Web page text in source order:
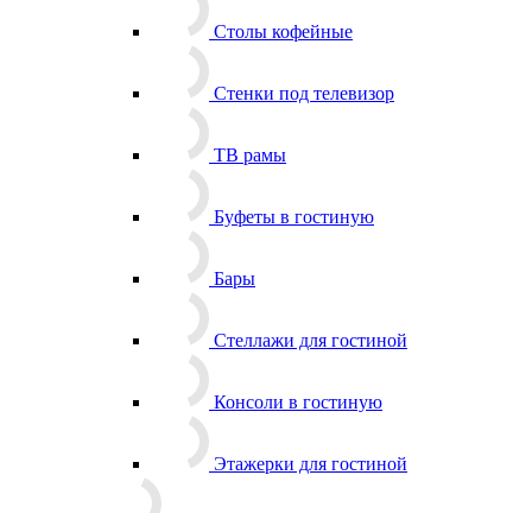
Столы кофейные
Стенки под телевизор
ТВ рамы
Буфеты в гостиную
Бары
Стеллажи для гостиной
Консоли в гостиную
Этажерки для гостиной